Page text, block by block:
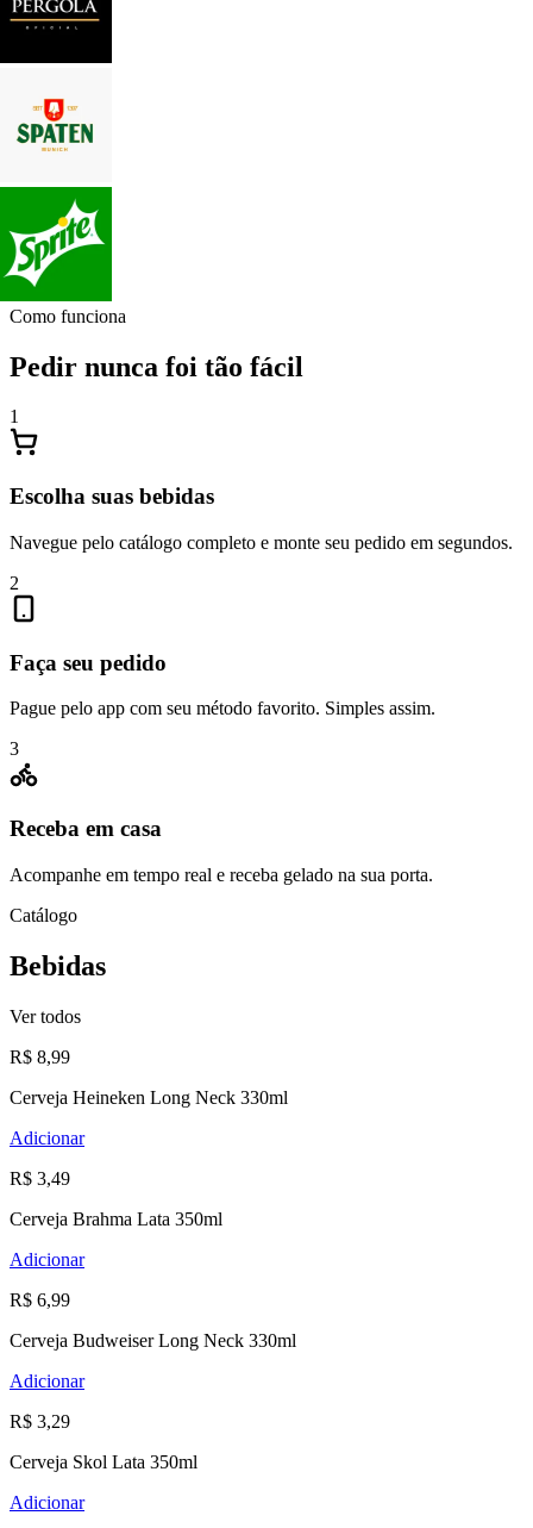
Como funciona
Pedir nunca foi tão fácil
1
Escolha suas bebidas
Navegue pelo catálogo completo e monte seu pedido em segundos.
2
Faça seu pedido
Pague pelo app com seu método favorito. Simples assim.
3
Receba em casa
Acompanhe em tempo real e receba gelado na sua porta.
Catálogo
Bebidas
Ver todos
R$ 8,99
Cerveja Heineken Long Neck 330ml
Adicionar
R$ 3,49
Cerveja Brahma Lata 350ml
Adicionar
R$ 6,99
Cerveja Budweiser Long Neck 330ml
Adicionar
R$ 3,29
Cerveja Skol Lata 350ml
Adicionar